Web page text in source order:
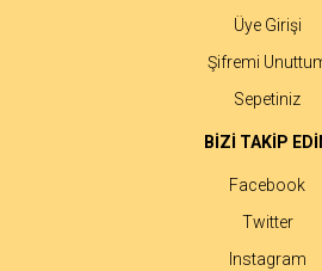
Üye Girişi
Şifremi
Sepetiniz
BİZİ TAKİP
Facebook
Twitter
Instagram